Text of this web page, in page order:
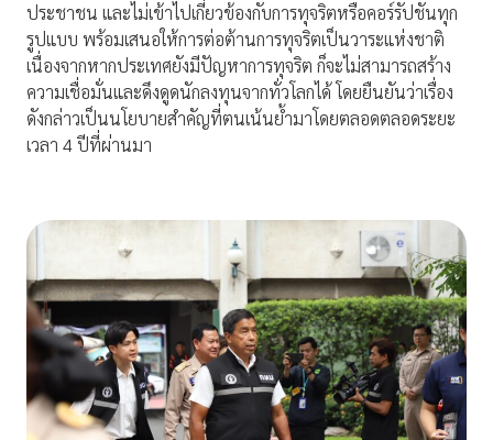
ประชาชน และไม่เข้าไปเกี่ยวข้องกับการทุจริตหรือคอร์รัปชันทุก
รูปแบบ พร้อมเสนอให้การต่อต้านการทุจริตเป็นวาระแห่งชาติ
เนื่องจากหากประเทศยังมีปัญหาการทุจริต ก็จะไม่สามารถสร้าง
ความเชื่อมั่นและดึงดูดนักลงทุนจากทั่วโลกได้ โดยยืนยันว่าเรื่อง
ดังกล่าวเป็นนโยบายสำคัญที่ตนเน้นย้ำมาโดยตลอดตลอดระยะ
เวลา 4 ปีที่ผ่านมา